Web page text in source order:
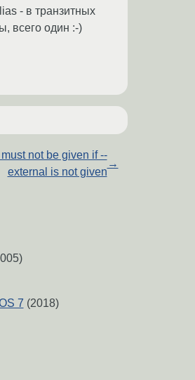
- в транзитных
всего один :-)
not be given if --
external is not given
→
7 (2018)